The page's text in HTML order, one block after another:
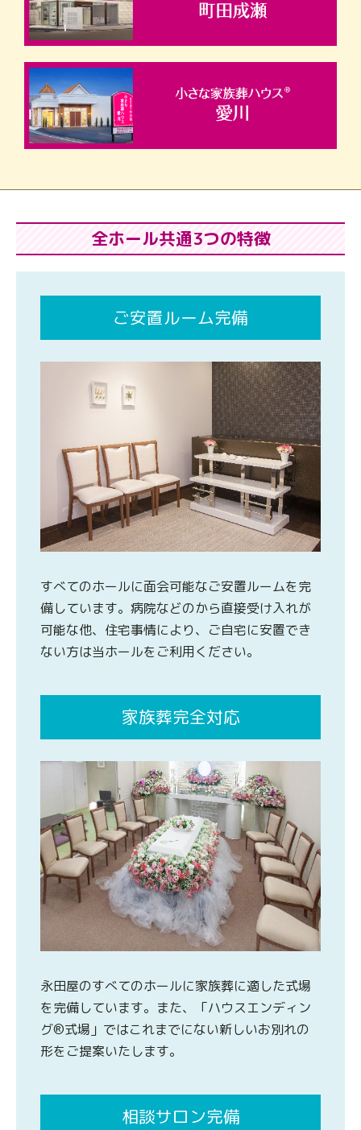
全ホール共通3つの特徴
ご安置ルーム完備
すべてのホールに面会可能なご安置ルームを完
備しています。病院などのから直接受け入れが
可能な他、住宅事情により、ご自宅に安置でき
ない方は当ホールをご利用ください。
家族葬完全対応
永田屋のすべてのホールに家族葬に適した式場
を完備しています。また、「ハウスエンディン
グ®式場」ではこれまでにない新しいお別れの
形をご提案いたします。
相談サロン完備